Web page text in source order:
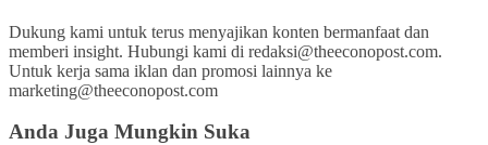
Dukung kami untuk terus menyajikan konten bermanfaat dan
memberi insight. Hubungi kami di redaksi@theeconopost.com.
Untuk kerja sama iklan dan promosi lainnya ke
marketing@theeconopost.com
Anda Juga Mungkin Suka